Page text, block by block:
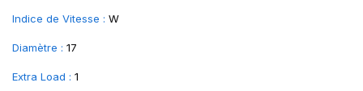
Indice de Vitesse : W
Diamètre : 17
Extra Load : 1